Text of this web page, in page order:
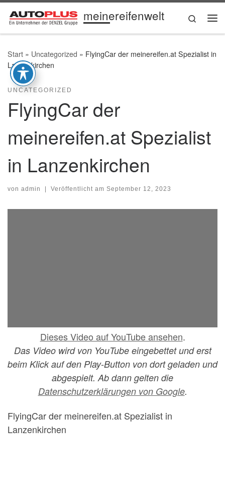
Zum Inhalt springen meinereifenwelt
Search
Start » Uncategorized » FlyingCar der meinereifen.at Spezialist in
Lanzenkirchen
UNCATEGORIZED
FlyingCar der
meinereifen.at Spezialist
in Lanzenkirchen
von admin | Veröffentlicht am September 12, 2023
Dieses Video auf YouTube ansehen.
Das Video wird von YouTube eingebettet und erst
beim Klick auf den Play-Button von dort geladen und
abgespielt. Ab dann gelten die
Datenschutzerklärungen von Google.
FlyingCar der meinereifen.at Spezialist in
Lanzenkirchen